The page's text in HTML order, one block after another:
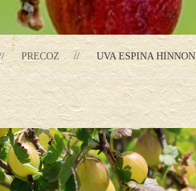
PRECOZ UVA ESPINA